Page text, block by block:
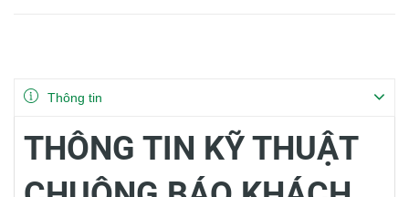
Thông tin
THÔNG TIN KỸ THUẬT